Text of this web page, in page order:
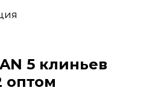
5 клиньев
оптом